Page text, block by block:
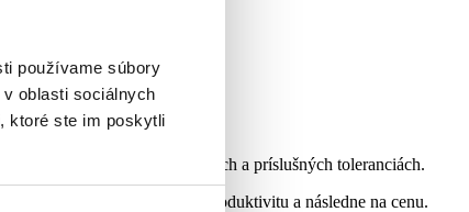
používame súbory
oblasti sociálnych
ktoré ste im poskytli
o potenciálnych riešeniach a príslušných toleranciách.
môžu mať vplyv na produktivitu a následne na cenu.